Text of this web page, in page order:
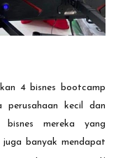
4 bisnes bootcamp
perusahaan kecil dan
bisnes mereka yang
banyak mendapat